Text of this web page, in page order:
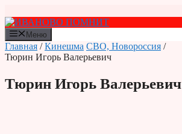
к
содержимому
Меню
Главная /Кинешма СВО, Новороссия /
Тюрин Игорь Валерьевич
Тюрин Игорь Валерьевич